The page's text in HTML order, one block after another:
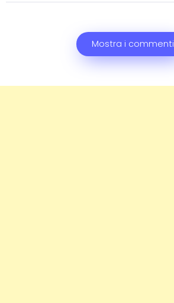
Mostra i commenti